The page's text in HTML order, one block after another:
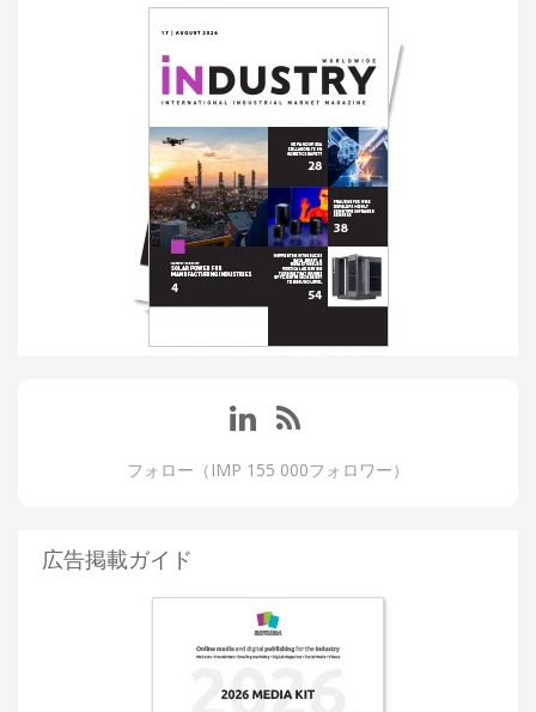
フォロー（IMP 155 000フォロワー）
広告掲載ガイド